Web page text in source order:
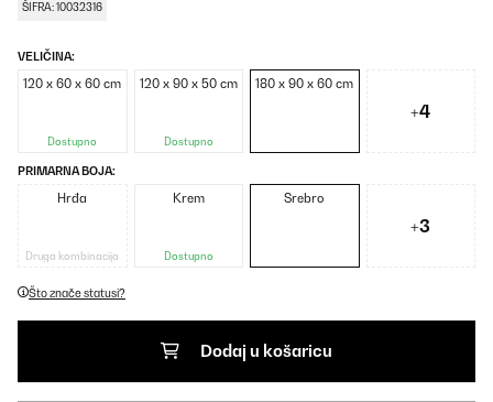
ŠIFRA: 10032316
VELIČINA:
120 x 60 x 60 cm
Dostupno
120 x 90 x 50 cm
Dostupno
180 x 90 x 60 cm
+4
PRIMARNA BOJA:
Hrđa
Druga kombinacija
Krem
Dostupno
Srebro
+3
Što znače statusi?
Dodaj u košaricu